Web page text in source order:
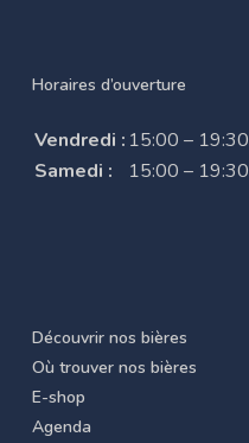
Horaires d’ouverture
Vendredi : 15:00 – 19:30
Samedi :
15:00 – 19:30
Découvrir nos bières
Où trouver nos bières
E-shop
Agenda